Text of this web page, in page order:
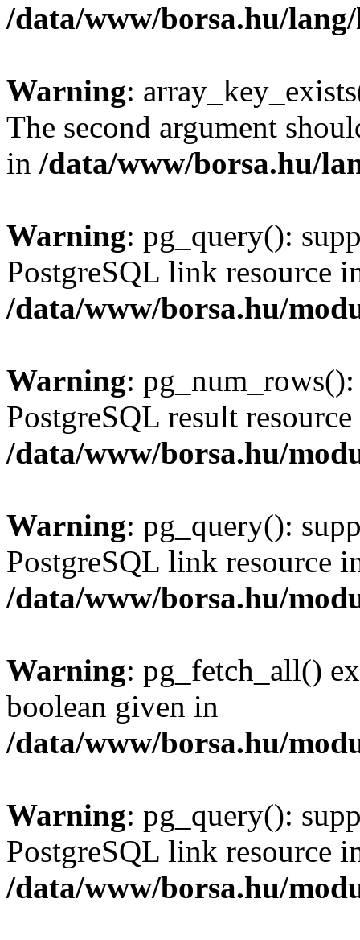
/data/www/borsa.hu/
Warning:
The second argument
in /data/www/borsa.hu/
Warning: pg_query():
PostgreSQL link resource
/data/www/borsa.hu/
Warning:
PostgreSQL result
/data/www/borsa.hu/
Warning: pg_query():
PostgreSQL link resource
/data/www/borsa.hu/
Warning: pg_fetch_all()
boolean given in
/data/www/borsa.hu/
Warning: pg_query():
PostgreSQL link resource
/data/www/borsa.hu/